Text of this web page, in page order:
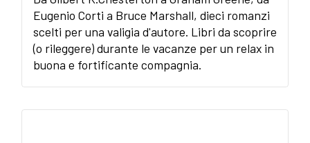
Eugenio Corti a Bruce Marshall, dieci romanzi
scelti per una valigia d'autore. Libri da scoprire
(o rileggere) durante le vacanze per un relax in
buona e fortificante compagnia.